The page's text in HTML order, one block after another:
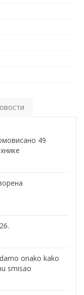
49
onako kako
smisao